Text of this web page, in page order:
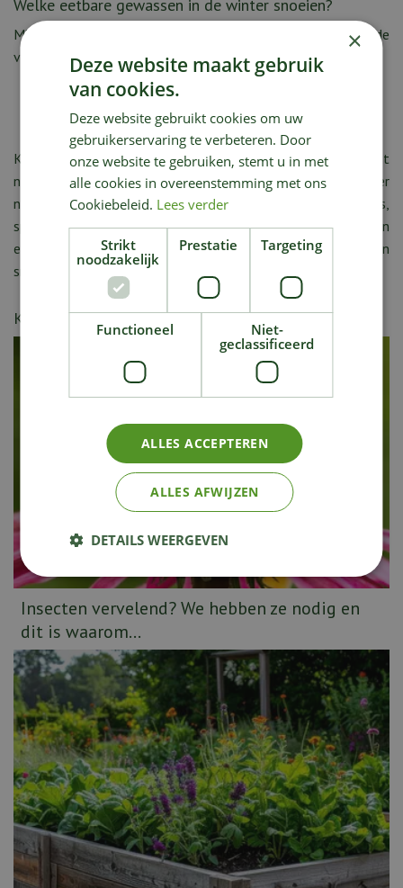
Welke eetbare gewassen in de winter snoeien?
Mits het niet vriest en de grond niet bevroren is, snoei je de
volgende eetbare gewassen een flink stuk terug:
Druif
Appel- en perenbomen
Bessenstruiken
Kijk in ons tuincentrum in Wemmel bij de zaden ook alvast
naar zaden die je straks in het voorjaar wilt zaaien. Je vindt er
natuurlijk ook allerlei handige kweekkasjes, -potjes en -trays,
speciale zaai- en stekgrond en vorstbeschermende materialen
en producten. We wensen je alvast veel kweekplezier en een
smakelijke en knetterverse oogst!
Kijk ook eens naar de volgende berichten:
Insecten vervelend? We hebben ze nodig en
dit is waarom...
×
Deze website maakt gebruik
van cookies.
Deze website gebruikt cookies om uw
gebruikerservaring te verbeteren. Door
onze website te gebruiken, stemt u in met
alle cookies in overeenstemming met ons
Cookiebeleid. Lees verder
Strikt
noodzakelijk
Prestatie Targeting
Functioneel
Niet-
geclassificeerd
ALLES ACCEPTEREN
ALLES AFWIJZEN
DETAILS WEERGEVEN